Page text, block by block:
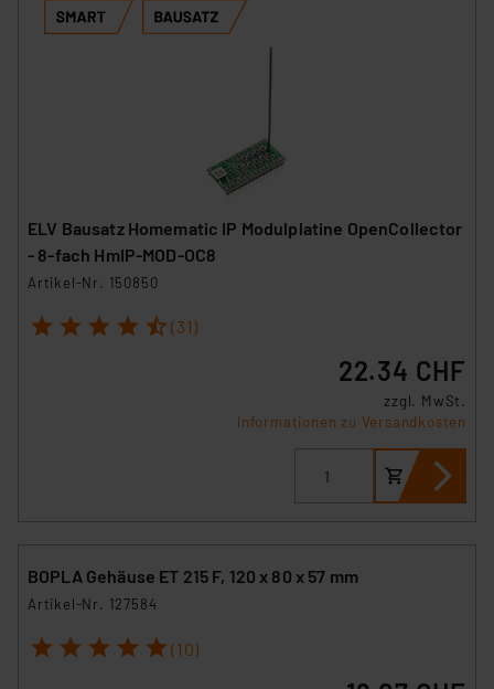
ELV Bausatz Homematic IP Modulplatine OpenCollector
- 8-fach HmIP-MOD-OC8
Artikel-Nr. 150850
1 2 3 4 5 (31)
22.34 CHF
zzgl. MwSt.
Informationen zu Versandkosten
BOPLA Gehäuse ET 215 F, 120 x 80 x 57 mm
Artikel-Nr. 127584
1 2 3 4 5 (10)